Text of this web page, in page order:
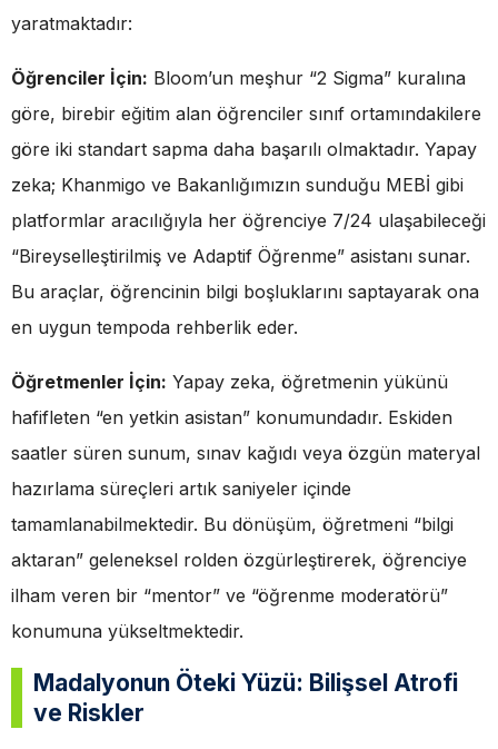
yaratmaktadır:
Öğrenciler İçin: Bloom’un meşhur “2 Sigma” kuralına
göre, birebir eğitim alan öğrenciler sınıf ortamındakilere
göre iki standart sapma daha başarılı olmaktadır. Yapay
zeka; Khanmigo ve Bakanlığımızın sunduğu MEBİ gibi
platformlar aracılığıyla her öğrenciye 7/24 ulaşabileceği
“Bireyselleştirilmiş ve Adaptif Öğrenme” asistanı sunar.
Bu araçlar, öğrencinin bilgi boşluklarını saptayarak ona
en uygun tempoda rehberlik eder.
Öğretmenler İçin: Yapay zeka, öğretmenin yükünü
hafifleten “en yetkin asistan” konumundadır. Eskiden
saatler süren sunum, sınav kağıdı veya özgün materyal
hazırlama süreçleri artık saniyeler içinde
tamamlanabilmektedir. Bu dönüşüm, öğretmeni “bilgi
aktaran” geleneksel rolden özgürleştirerek, öğrenciye
ilham veren bir “mentor” ve “öğrenme moderatörü”
konumuna yükseltmektedir.
Madalyonun Öteki Yüzü: Bilişsel Atrofi
ve Riskler